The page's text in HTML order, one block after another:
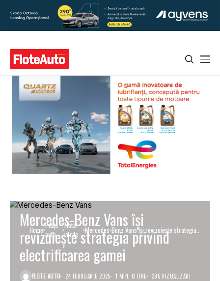
Home Piaţa
auto
Flotă
verde
Mercedes-Benz Vans își revizuiește strategia
privind electrificarea gamei
Mercedes-Benz Vans își
revizuiește strategia privind
electrificarea gamei
FLOTE AUTO 24 FEBRUARIE 2025 1 MIN. CITIRE 395 VIZUALIZĂRI